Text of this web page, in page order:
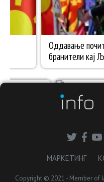
МАРКЕТИНГ
Copyright © 2021 - Member of